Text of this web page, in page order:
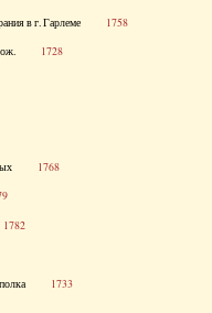
в г. Гарлеме 1758
1728
1768
1782
полка 1733